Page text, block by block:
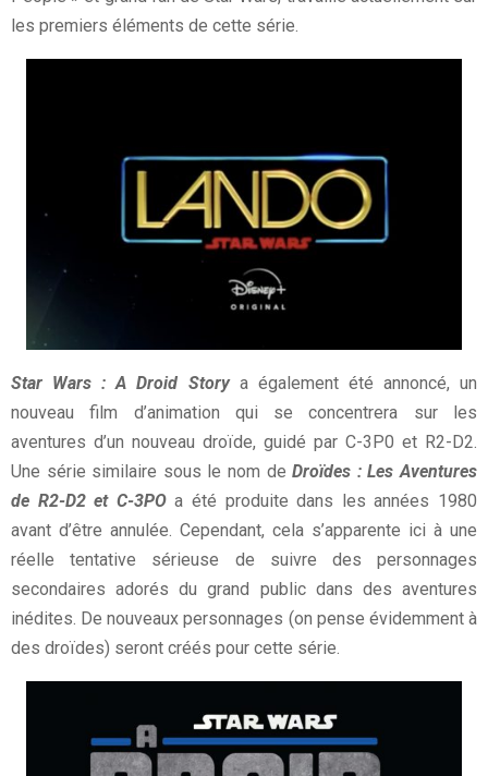
les premiers éléments de cette série.
Star Wars : A Droid Storya également été annoncé, un
nouveau film d’animation qui se concentrera sur les
aventures d’un nouveau droïde, guidé par C-3P0 et R2-D2.
Une série similaire sous le nom deDroïdes : Les Aventures
de R2-D2 et C-3POa été produite dans les années 1980
avant d’être annulée. Cependant, cela s’apparente ici à une
réelle tentative sérieuse de suivre des personnages
secondaires adorés du grand public dans des aventures
inédites. De nouveaux personnages (on pense évidemment à
des droïdes) seront créés pour cette série.